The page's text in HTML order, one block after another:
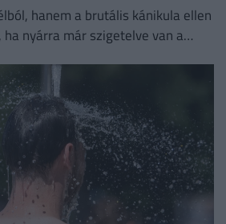
hanem a brutális kánikula ellen
nyárra már szigetelve van a